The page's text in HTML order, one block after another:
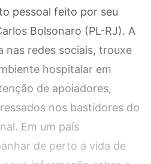
pessoal feito por seu
Bolsonaro (PL-RJ). A
nas redes sociais, trouxe
hospitalar em
de apoiadores,
nos bastidores do
Em um país
de perto a vida de